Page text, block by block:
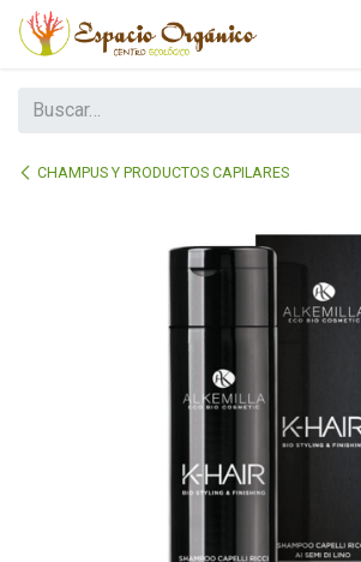
Ir al contenido
CHAMPUS Y PRODUCTOS CAPILARES